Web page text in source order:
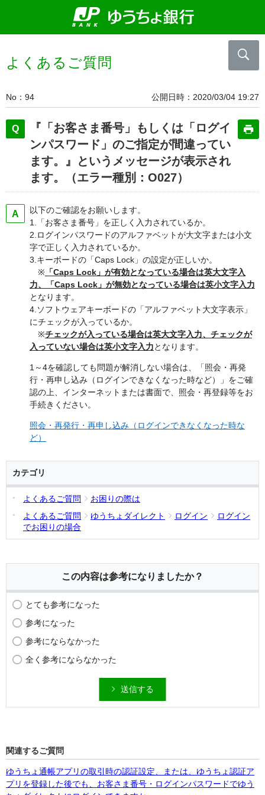
よくあるご質問
No 94 公開日時 2020/03/04 19:27
『「お客さま番号」もしくは「ログイ
ンパスワード」のご指定が間違ってい
ます。』というメッセージが表示され
ます。（エラー種別：O027）
以下のご確認をお願いします。
1.「お客さま番号」を正しく入力されているか。
2.ログインパスワードのアルファベットが大文字または小文
字で正しく入力されているか。
3.キーボードの「Caps Lock」の設定が正しいか。
※ 「Caps Lock」が有効となっている場合は英大文字入
力、「Caps Lock」が無効となっている場合は英小文字入力
となります。
4.ソフトウェアキーボードの「アルファベット大文字表示」
にチェックが入っているか。
※チェックが入っている場合は英大文字入力、チェックが
入っていない場合は英小文字入力となります。
1～4を確認しても問題が解消しない場合は、「照会・再発
行・再申し込み（ログインできなくなった時など）」をご確
認の上、インターネットまたは書面で、照会・再登録等をお
手続きください。
照会・再発行・再申し込み（ログインできなくなった時な
ど）
カテゴリ
よくあるご質問
お困りの際は
よくあるご質問
ゆうちょダイレクト ログイン
ログイン
でお困りの場合
この内容は参考になりましたか？
とても参考になった
参考になった
参考にならなかった
全く参考にならなかった
送信する
関連するご質問
ゆうちょ通帳アプリの取引時の認証設定、または、ゆうちょ認証ア
プリを登録した後でも、お客さま番号・ログインパスワードでゆう